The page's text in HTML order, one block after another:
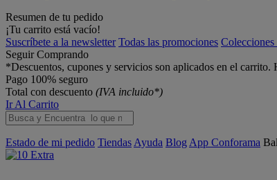
Resumen de tu pedido
¡Tu carrito está vacío!
Suscríbete a la newsletter Todas las promociones
Seguir Comprando
*Descuentos, cupones y servicios son aplicados en el
Pago 100% seguro
Total con descuento (IVA incluido*)
Ir Al Carrito
Estado de mi pedido Tiendas Ayuda Blog App Conforama